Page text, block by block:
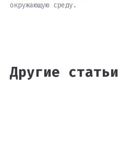
окружающую среду.
Другие статьи